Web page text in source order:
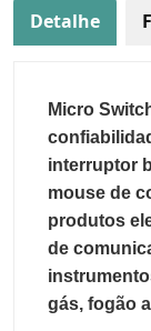
Detalhe
Micro
interruptor
mouse de
produtos
de
gás, fogão